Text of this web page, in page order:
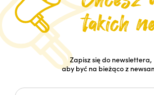
Zapisz się do newslettera,
aby być na bieżąco z